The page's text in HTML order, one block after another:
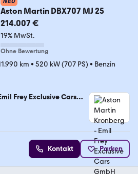
Aston Martin DBX707 MJ 25
214.007 €
19% MwSt.
Ohne Bewertung
km • 520 kW (707 PS) • Benzin
Frey Exclusive Cars
Kontakt Parken